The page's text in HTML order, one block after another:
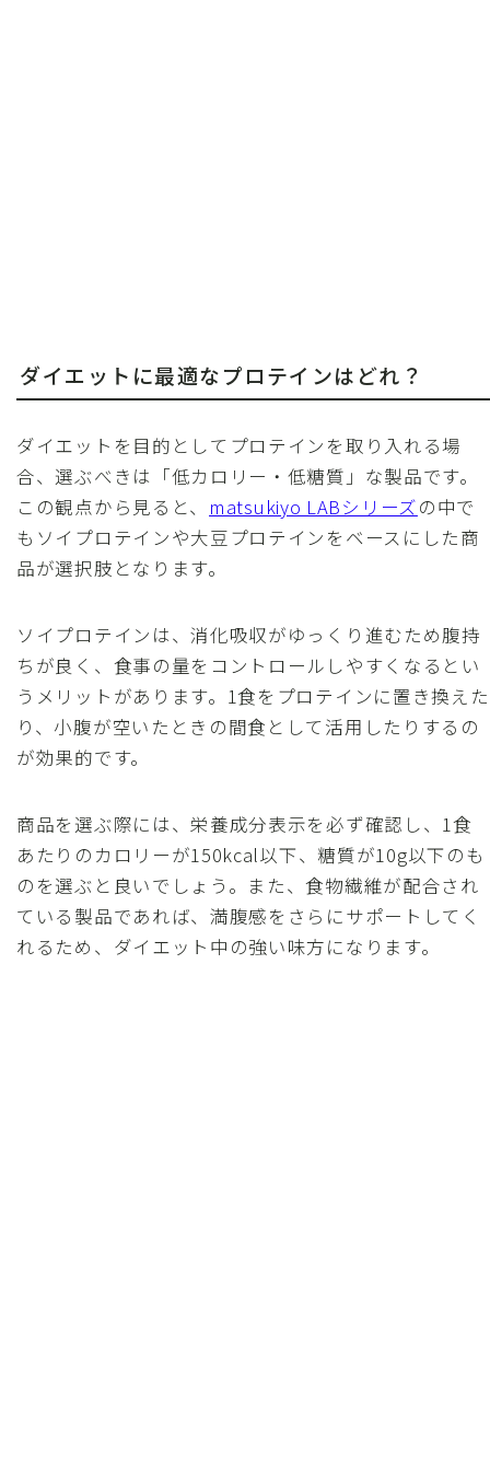
ダイエットに最適なプロテインはどれ？
ダイエットを目的としてプロテインを取り入れる場
合、選ぶべきは「低カロリー・低糖質」な製品です。
この観点から見ると、 matsukiyo LABシリーズの中で
もソイプロテインや大豆プロテインをベースにした商
品が選択肢となります。
ソイプロテインは、消化吸収がゆっくり進むため腹持
ちが良く、食事の量をコントロールしやすくなるとい
うメリットがあります。1食をプロテインに置き換えた
り、小腹が空いたときの間食として活用したりするの
が効果的です。
商品を選ぶ際には、栄養成分表示を必ず確認し、1食
あたりのカロリーが150kcal以下、糖質が10g以下のも
のを選ぶと良いでしょう。また、食物繊維が配合され
ている製品であれば、満腹感をさらにサポートしてく
れるため、ダイエット中の強い味方になります。